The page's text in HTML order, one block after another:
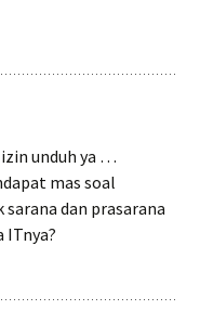
unduh ya …
mas soal
sarana dan prasarana
ITnya?